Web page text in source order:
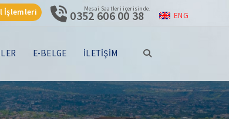
İşlemleri Mesai Saatleri içerisinde.
0352 606 00 38 ENG
E-BELGE İLETİŞİM